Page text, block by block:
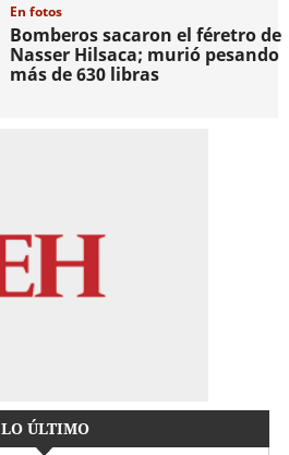
En fotos
Bomberos sacaron el féretro de
Nasser Hilsaca; murió pesando
más de 630 libras
LO ÚLTIMO